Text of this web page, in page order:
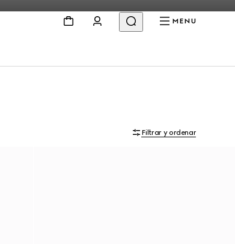
MENU
Filtrar y ordenar